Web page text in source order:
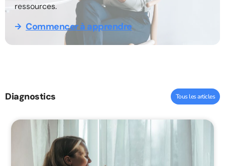
ressources.
Commencer à apprendre
Diagnostics Tous les articles